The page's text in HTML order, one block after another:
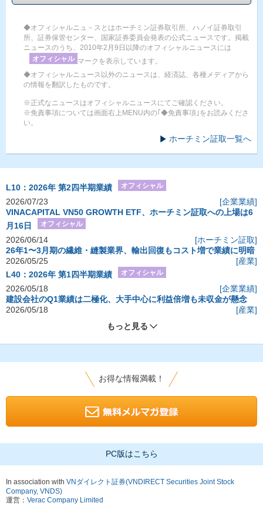
◆オフィシャルニュ－スとはホーチミン証券取引所、ハノイ証券取引
所、証券保管センター、国家証券委員会発表の公式ニュースです。掲載
ニュースのうち、2010年2月9日以降のオフィシャルニュースには
オフィシャル マークを表示しています。
◆オフィシャルニュース以外のニュースは、経済誌、各種メディアから
の情報を翻訳したものです。
※正式なニュースはオフィシャルニュースにてご確認ください。
※免責事項については画面右上MENU内の｢◆免責事項｣をお読みくださ
い。
ホーチミン証取一覧へ
L10：2026年 第2四半期業績 オフィシャル
2026/07/23
[企業業績]
VINACAPITAL VN50 GROWTH ETF、ホーチミン証取への上場は6
月16日
オフィシャル
2026/06/14
[ホーチミン証取]
26年1〜3月期の繊維・縫製業界、輸出回復もコスト増で業績に明暗
2026/05/25
[産業]
L40：2026年 第1四半期業績
オフィシャル
2026/05/18
[企業業績]
建設会社のQ1業績は二極化、大手中心に利益倍増も未収金が懸念
2026/05/18
[産業]
もっと見る
お得な情報満載！
PC版はこちら
In association with VNダイレクト証券(VNDIRECT Securities Joint Stock
Company, VNDS)
運営： Verac Company Limited